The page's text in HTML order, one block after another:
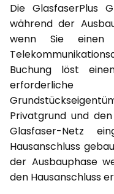
Die GlasfaserPlus
während der
wenn Sie einen
Buchung löst
Privatgrund und
Glasfaser-Netz
Hausanschluss
der Ausbauphase
den Hausanschluss